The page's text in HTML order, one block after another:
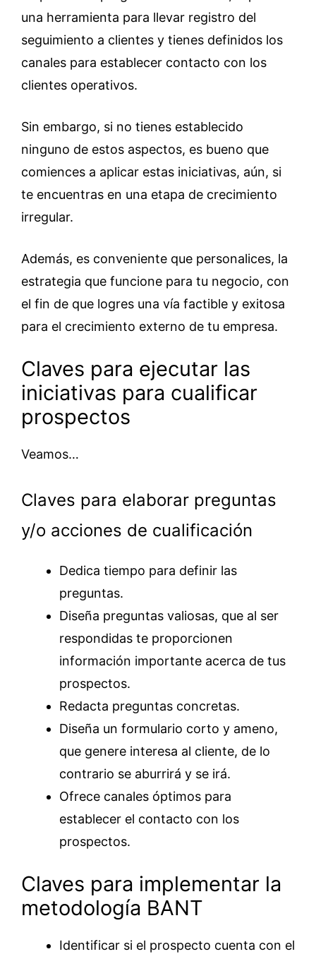
una herramienta para llevar registro del
seguimiento a clientes y tienes definidos los
canales para establecer contacto con los
clientes operativos.
Sin embargo, si no tienes establecido
ninguno de estos aspectos, es bueno que
comiences a aplicar estas iniciativas, aún, si
te encuentras en una etapa de crecimiento
irregular.
Además, es conveniente que personalices, la
estrategia que funcione para tu negocio, con
el fin de que logres una vía factible y exitosa
para el crecimiento externo de tu empresa.
Claves para ejecutar las
iniciativas para cualificar
prospectos
Veamos…
Claves para elaborar preguntas
y/o acciones de cualificación
Dedica tiempo para definir las
preguntas.
Diseña preguntas valiosas, que al ser
respondidas te proporcionen
información importante acerca de tus
prospectos.
Redacta preguntas concretas.
Diseña un formulario corto y ameno,
que genere interesa al cliente, de lo
contrario se aburrirá y se irá.
Ofrece canales óptimos para
establecer el contacto con los
prospectos.
Claves para implementar la
metodología BANT
Identificar si el prospecto cuenta con el